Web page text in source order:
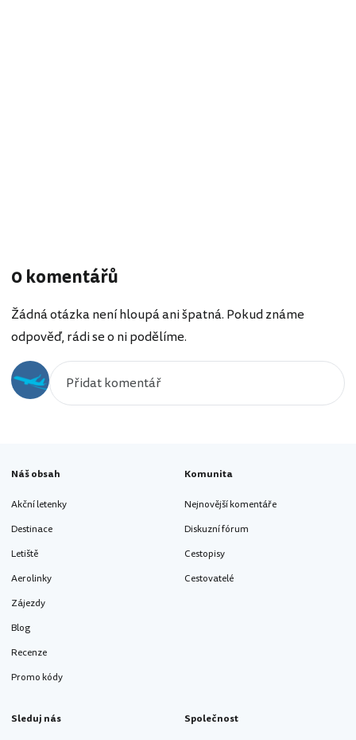
0 komentářů
Žádná otázka není hloupá ani špatná. Pokud známe
odpověď, rádi se o ni podělíme.
Náš obsah
Akční letenky
Destinace
Letiště
Aerolinky
Zájezdy
Blog
Recenze
Promo kódy
Komunita
Nejnovější komentáře
Diskuzní fórum
Cestopisy
Cestovatelé
Sleduj nás Společnost